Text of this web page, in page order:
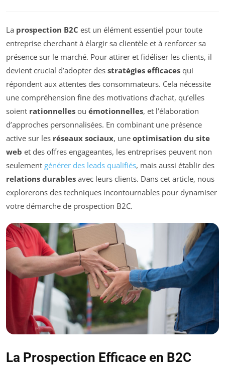
La prospection B2C est un élément essentiel pour toute
entreprise cherchant à élargir sa clientèle et à renforcer sa
présence sur le marché. Pour attirer et fidéliser les clients, il
devient crucial d’adopter des stratégies efficaces qui
répondent aux attentes des consommateurs. Cela nécessite
une compréhension fine des motivations d’achat, qu’elles
soient rationnelles ou émotionnelles, et l’élaboration
d’approches personnalisées. En combinant une présence
active sur les réseaux sociaux, une optimisation du site
web et des offres engageantes, les entreprises peuvent non
seulement générer des leads qualifiés, mais aussi établir des
relations durables avec leurs clients. Dans cet article, nous
explorerons des techniques incontournables pour dynamiser
votre démarche de prospection B2C.
La Prospection Efficace en B2C